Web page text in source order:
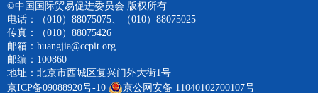
©中国国际贸易促进委员会 版权所有
电话：（010）88075075、（010）88075025
传真：（010）88075426
邮箱：huangjia@ccpit.org
邮编：100860
地址：北京市西城区复兴门外大街1号
京ICP备09088920号-10
京公网安备 11040102700107号